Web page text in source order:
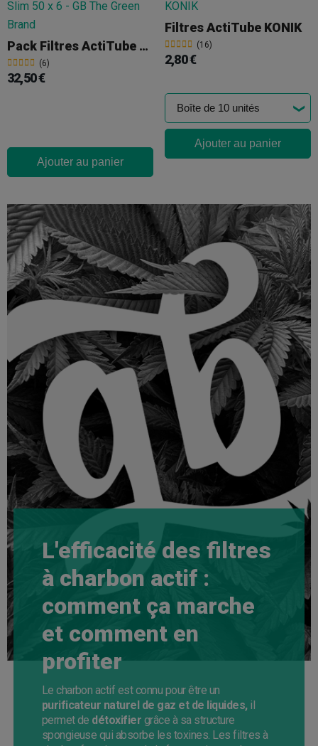
Pack Filtres ActiTube Slim 50 X 6
(6)
32,50 €
Ajouter au panier
Filtres ActiTube KONIK
(16)
2,80 €
Ajouter au panier
L'efficacité des filtres
à charbon actif :
comment ça marche
et comment en
profiter
Le charbon actif est connu pour être un
purificateur naturel de gaz et de liquides,il
permet de détoxifier grâce à sa structure
spongieuse qui absorbe les toxines. Les filtres à